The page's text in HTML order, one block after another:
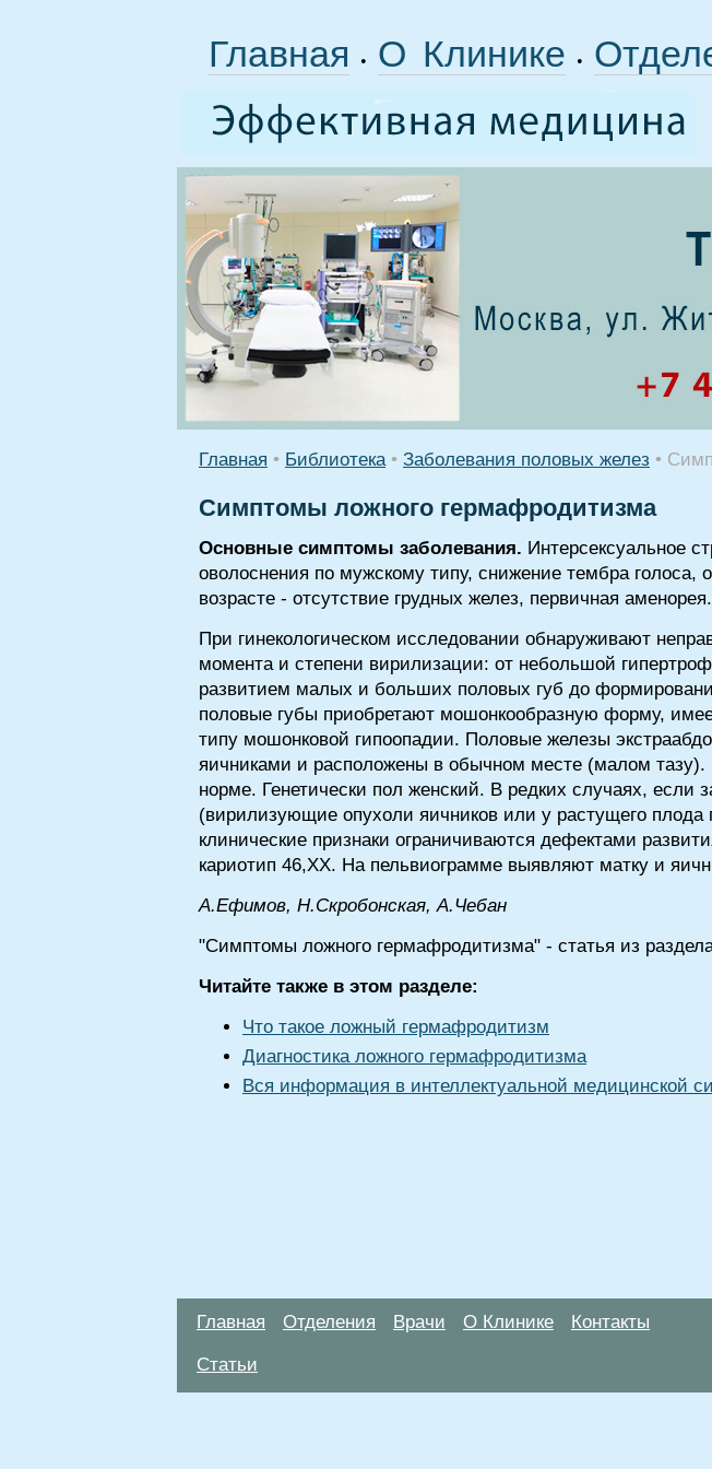
Главная • О Клинике •
Главная • Библиотека • Заболевания половых желез •
Симптомы ложного гермафродитизма
Основные симптомы заболевания. Интерсексуальное
оволоснения по мужскому типу, снижение тембра голоса,
возрасте - отсутствие грудных желез, первичная аменорея.
При гинекологическом исследовании обнаруживают
момента и степени вирилизации: от небольшой
развитием малых и больших половых губ до
половые губы приобретают мошонкообразную форму,
типу мошонковой гипоопадии. Половые железы
яичниками и расположены в обычном месте (малом
норме. Генетически пол женский. В редких случаях, если
(вирилизующие опухоли яичников или у растущего
клинические признаки ограничиваются дефектами
кариотип 46,ХХ. На пельвиограмме выявляют матку и
А.Ефимов, Н.Скробонская, A.Чебан
"Симптомы ложного гермафродитизма" - статья из
Читайте также в этом разделе:
Что такое ложный гермафродитизм
Диагностика ложного гермафродитизма
Вся информация в интеллектуальной медицинской
Главная Отделения Врачи О Клинике Контакты
Статьи